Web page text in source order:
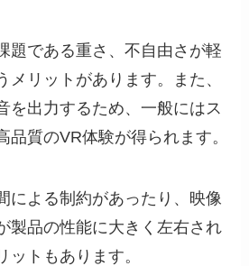
題である重さ、不自由さが軽
メリットがあります。また、
を出力するため、一般にはス
品質のVR体験が得られます。
による制約があったり、映像
製品の性能に大きく左右され
ットもあります。